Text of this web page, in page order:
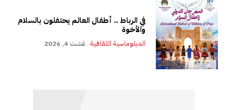
في الرباط .. أطفال العالم يحتفلون بالسلام
والأخوة
الدبلوماسية الثقافية غشت 4, 2026